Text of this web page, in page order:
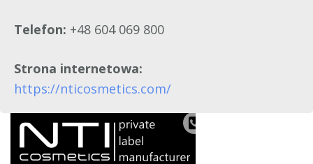
Telefon: +48 604 069 800
Strona internetowa:
https://nticosmetics.com/